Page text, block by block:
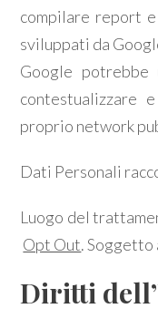
compilare report
sviluppati da
Google
contestualizzare
proprio network
Dati Personali
Luogo del
Opt Out. Soggetto
Diritti